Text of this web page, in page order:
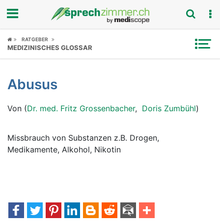
Fokus
Symptome
Untersuchungen
News
RATGEBER
MEDIZINISCHES GLOSSAR
Abusus
Von (Dr. med. Fritz Grossenbacher, Doris Zumbühl)
Missbrauch von Substanzen z.B. Drogen,
Medikamente, Alkohol, Nikotin